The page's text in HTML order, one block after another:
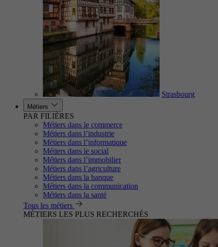
Strasbourg
Métiers
PAR FILIÈRES
Métiers dans le commerce
Métiers dans l’industrie
Métiers dans l’informatique
Métiers dans le social
Métiers dans l’immobilier
Métiers dans l’agriculture
Métiers dans la banque
Métiers dans la communication
Métiers dans la santé
Tous les métiers
MÉTIERS LES PLUS RECHERCHÉS